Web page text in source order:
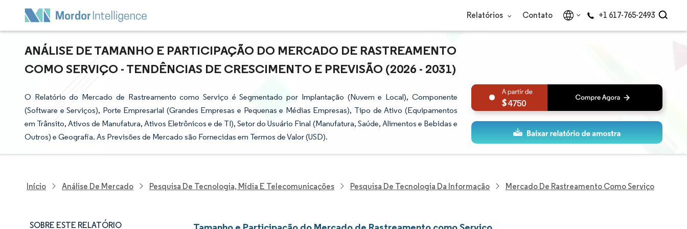
Relatórios Contato +1 617-765-2493
ANÁLISE DE TAMANHO E PARTICIPAÇÃO DO MERCADO DE RASTREAMENTO
COMO SERVIÇO - TENDÊNCIAS DE CRESCIMENTO E PREVISÃO (2026 - 2031)
O Relatório do Mercado de Rastreamento como Serviço é Segmentado por Implantação (Nuvem e Local), Componente
(Software e Serviços), Porte Empresarial (Grandes Empresas e Pequenas e Médias Empresas), Tipo de Ativo (Equipamentos
em Trânsito, Ativos de Manufatura, Ativos Eletrônicos e de TI), Setor do Usuário Final (Manufatura, Saúde, Alimentos e Bebidas e
Outros) e Geografia. As Previsões de Mercado são Fornecidas em Termos de Valor (USD).
4750
Início Análise De Mercado Pesquisa De Tecnologia, Mídia E Telecomunicações Pesquisa De Tecnologia Da Informação Mercado De Rastreamento Como Serviço
SOBRE ESTE RELATÓRIO